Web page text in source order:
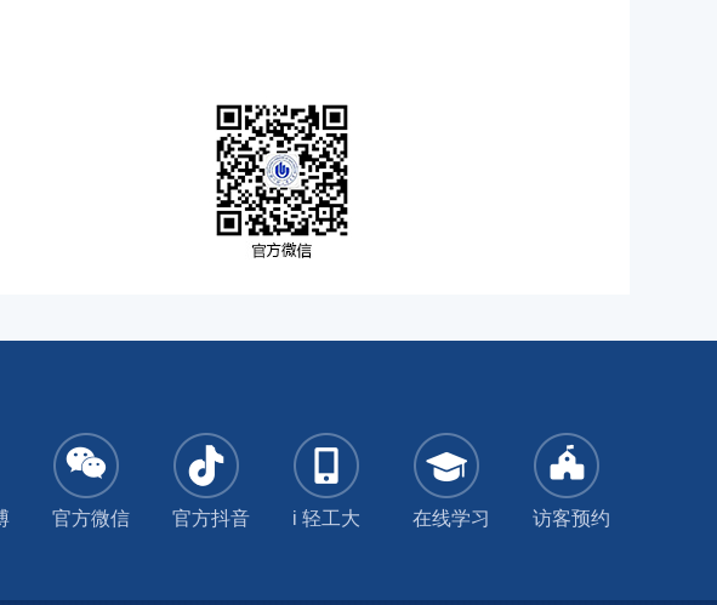
官方微信 官方抖音 i 轻工大 在线学习 访客预约